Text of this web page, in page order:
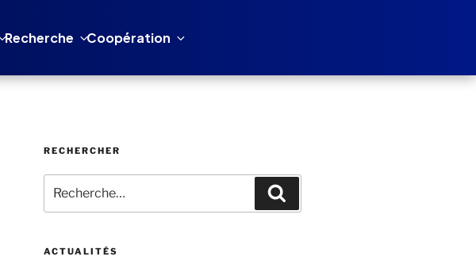
Recherche Coopération
RECHERCHER
pour
:
ACTUALITÉS